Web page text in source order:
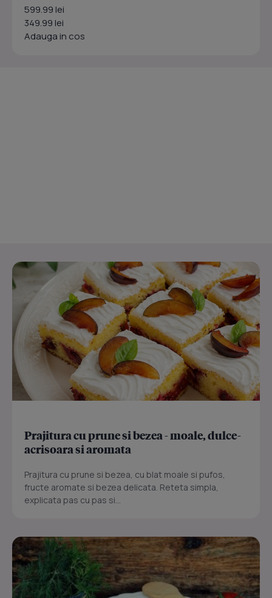
599.99 lei
349.99 lei
Adauga in cos
Prajitura cu prune si bezea - moale, dulce-
acrisoara si aromata
Prajitura cu prune si bezea, cu blat moale si pufos,
fructe aromate si bezea delicata. Reteta simpla,
explicata pas cu pas si...